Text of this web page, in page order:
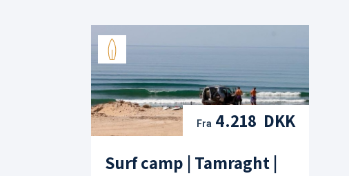
Fra 4.218 DKK
Surf camp | Tamraght |